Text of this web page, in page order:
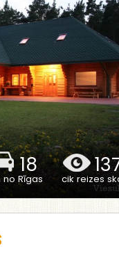
18
no Rīgas cik reizes